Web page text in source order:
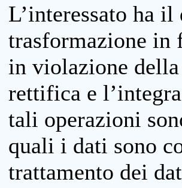
L’interessato ha
trasformazione in
in violazione della
rettifica e
tali operazioni
quali i dati sono
trattamento dei